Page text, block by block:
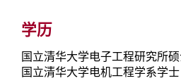
学历
国立清华大学电子工程研究所
国立清华大学电机工程学系学